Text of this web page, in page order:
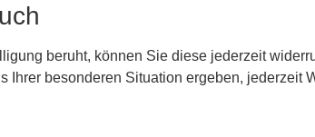
beruht, können Sie diese jederzeit
Ihrer besonderen Situation ergeben, jederzeit